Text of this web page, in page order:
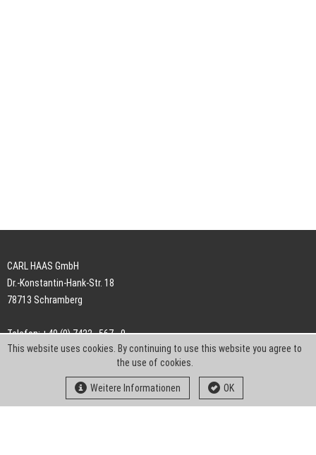
CARL HAAS GmbH
Dr.-Konstantin-Hank-Str. 18
78713 Schramberg
Telefon: +49 (0) 7422 . 567 - 0
Telefax: +49 (0) 7422 . 567 - 239
info-ch@kern-liebers.com
This website uses cookies. By continuing to use this website you agree to
the use of cookies.
Weitere Informationen OK